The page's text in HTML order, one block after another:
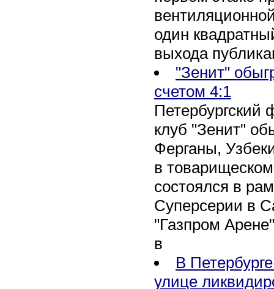
один
выхода
"Зенит"
счетом 4:1
Петербургский
клуб "Зенит"
Ферганы,
в
состоялся в
Суперсерии в
"Газпром
в
В
улице